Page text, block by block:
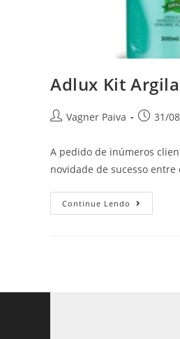
Adlux Kit
Vagner Paiva 31/
A pedido de inúmeros
novidade de sucesso
Continue Lendo